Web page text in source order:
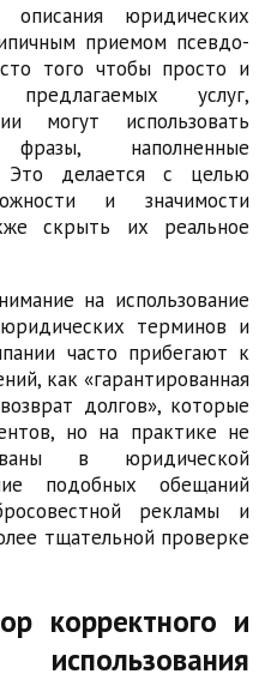
описания юридических
приемом псевдо-
того чтобы просто и
услуг,
могут использовать
наполненные
Это делается с целью
и значимости
скрыть их реальное
на использование
терминов и
часто прибегают к
как «гарантированная
долгов», которые
но на практике не
в юридической
подобных обещаний
рекламы и
тщательной проверке
корректного и
использования